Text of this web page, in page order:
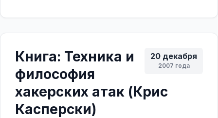
20 декабря
2007 года
Книга: Техника и
философия
хакерских атак (Крис
Касперски)